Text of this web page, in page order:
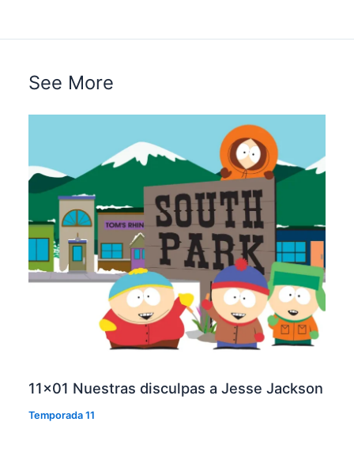
See More
11×01 Nuestras disculpas a Jesse Jackson
Temporada 11